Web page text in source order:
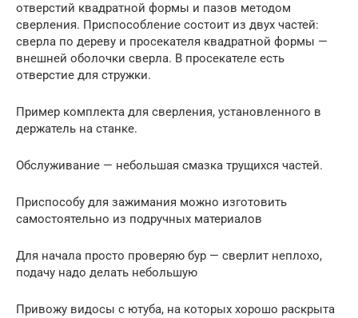
отверстий квадратной формы и пазов методом
сверления. Приспособление состоит из двух частей:
сверла по дереву и просекателя квадратной формы —
внешней оболочки сверла. В просекателе есть
отверстие для стружки.
Пример комплекта для сверления, установленного в
держатель на станке.
Обслуживание — небольшая смазка трущихся частей.
Приспособу для зажимания можно изготовить
самостоятельно из подручных материалов
Для начала просто проверяю бур — сверлит неплохо,
подачу надо делать небольшую
Привожу видосы с ютуба, на которых хорошо раскрыта